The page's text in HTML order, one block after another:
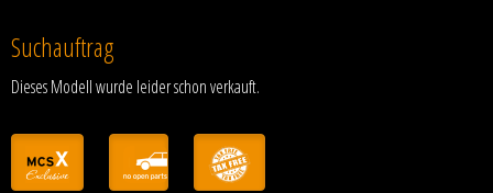
Suchauftrag
Dieses Modell wurde leider schon verkauft.